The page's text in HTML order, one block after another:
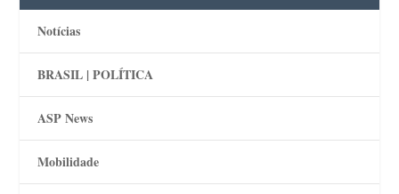
Notícias
BRASIL | POLÍTICA
ASP News
Mobilidade